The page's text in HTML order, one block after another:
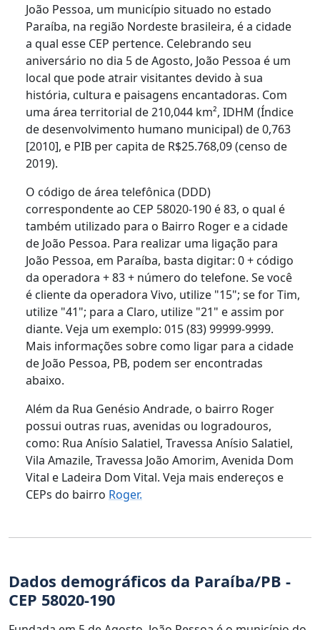
João Pessoa, um município situado no estado
Paraíba, na região Nordeste brasileira, é a cidade
a qual esse CEP pertence. Celebrando seu
aniversário no dia 5 de Agosto, João Pessoa é um
local que pode atrair visitantes devido à sua
história, cultura e paisagens encantadoras. Com
uma área territorial de 210,044 km², IDHM (Índice
de desenvolvimento humano municipal) de 0,763
[2010], e PIB per capita de R$25.768,09 (censo de
2019).
O código de área telefônica (DDD)
correspondente ao CEP 58020-190 é 83, o qual é
também utilizado para o Bairro Roger e a cidade
de João Pessoa. Para realizar uma ligação para
João Pessoa, em Paraíba, basta digitar: 0 + código
da operadora + 83 + número do telefone. Se você
é cliente da operadora Vivo, utilize "15"; se for Tim,
utilize "41"; para a Claro, utilize "21" e assim por
diante. Veja um exemplo: 015 (83) 99999-9999.
Mais informações sobre como ligar para a cidade
de João Pessoa, PB, podem ser encontradas
abaixo.
Além da Rua Genésio Andrade, o bairro Roger
possui outras ruas, avenidas ou logradouros,
como: Rua Anísio Salatiel, Travessa Anísio Salatiel,
Vila Amazile, Travessa João Amorim, Avenida Dom
Vital e Ladeira Dom Vital. Veja mais endereços e
CEPs do bairro Roger.
Dados demográficos da Paraíba/PB -
CEP 58020-190